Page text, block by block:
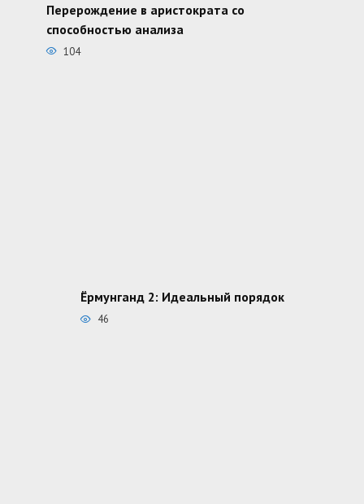
Перерождение в аристократа со
способностью анализа
104
Ёрмунганд 2: Идеальный порядок
46